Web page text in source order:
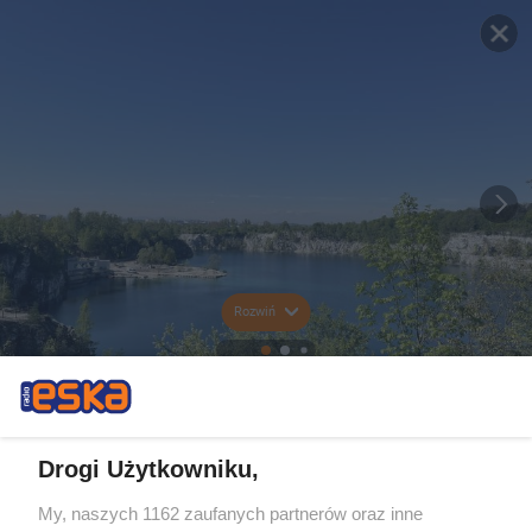
Rozwiń
Drogi Użytkowniku,
My, naszych 1162 zaufanych partnerów oraz inne